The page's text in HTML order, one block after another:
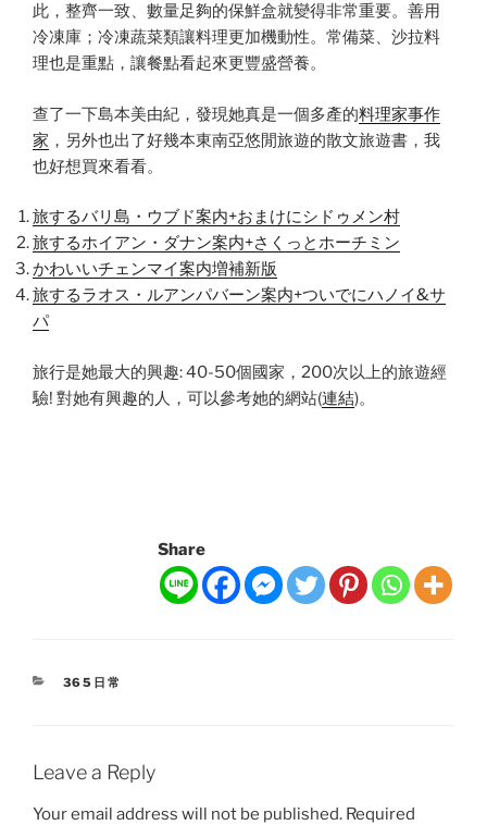
此，整齊一致、數量足夠的保鮮盒就變得非常重要。善用
冷凍庫；冷凍蔬菜類讓料理更加機動性。常備菜、沙拉料
理也是重點，讓餐點看起來更豐盛營養。
查了一下島本美由紀，發現她真是一個多產的料理家事作
家 ，另外也出了好幾本東南亞悠閒旅遊的散文旅遊書，我
也好想買來看看。
旅するバリ島・ウブド案内+おまけにシドゥメン村
旅するホイアン・ダナン案内+さくっとホーチミン
かわいいチェンマイ案内増補新版
旅するラオス・ルアンパバーン案内+ついでにハノイ&サ
パ
旅行是她最大的興趣: 40-50個國家，200次以上的旅遊經
驗! 對她有興趣的人，可以參考她的網站(連結)。
Share
CATEGORIES
365日常
Leave a Reply
Your email address will not be published. Required